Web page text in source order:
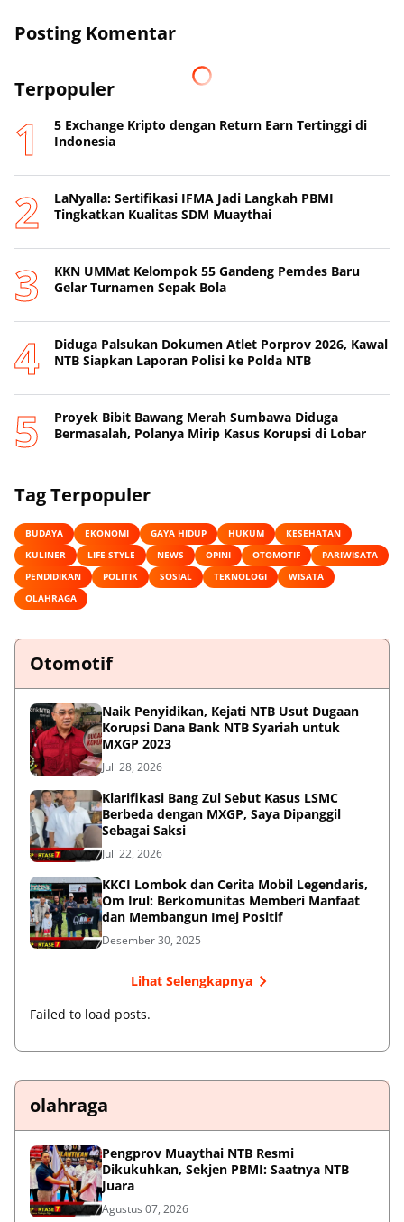
Posting Komentar
Terpopuler
5 Exchange Kripto dengan Return Earn Tertinggi di
Indonesia
LaNyalla: Sertifikasi IFMA Jadi Langkah PBMI
Tingkatkan Kualitas SDM Muaythai
KKN UMMat Kelompok 55 Gandeng Pemdes Baru
Gelar Turnamen Sepak Bola
Diduga Palsukan Dokumen Atlet Porprov 2026, Kawal
NTB Siapkan Laporan Polisi ke Polda NTB
Proyek Bibit Bawang Merah Sumbawa Diduga
Bermasalah, Polanya Mirip Kasus Korupsi di Lobar
Tag Terpopuler
BUDAYA EKONOMI GAYA HIDUP HUKUM
KESEHATAN
KULINER
LIFE STYLE NEWS OPINI OTOMOTIF
PARIWISATA
PENDIDIKAN
POLITIK SOSIAL TEKNOLOGI
WISATA
OLAHRAGA
Otomotif
Naik Penyidikan, Kejati NTB Usut Dugaan
Korupsi Dana Bank NTB Syariah untuk
MXGP 2023
Juli 28, 2026
Klarifikasi Bang Zul Sebut Kasus LSMC
Berbeda dengan MXGP, Saya Dipanggil
Sebagai Saksi
Juli 22, 2026
KKCI Lombok dan Cerita Mobil Legendaris,
Om Irul: Berkomunitas Memberi Manfaat
dan Membangun Imej Positif
Desember 30, 2025
Lihat Selengkapnya
Failed to load posts.
olahraga
Pengprov Muaythai NTB Resmi
Dikukuhkan, Sekjen PBMI: Saatnya NTB
Juara
Agustus 07, 2026